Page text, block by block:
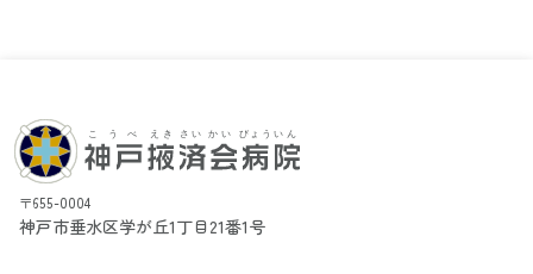
〒655-0004
神戸市垂水区学が丘1丁目21番1号